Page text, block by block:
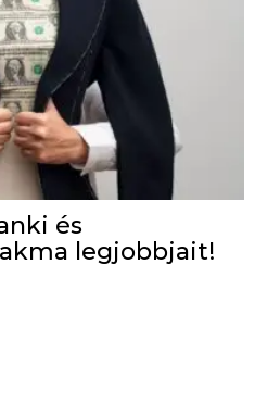
és
legjobbjait!